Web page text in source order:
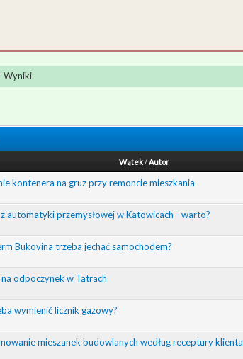
Wyniki
Wątek/Autor
kontenera na gruz przy remoncie mieszkania
automatyki przemysłowej w Katowicach - warto?
Bukovina trzeba jechać samochodem?
odpoczynek w Tatrach
wymienić licznik gazowy?
mieszanek budowlanych według receptury klienta